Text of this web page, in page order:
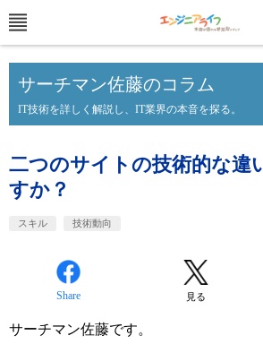
サーチマン佐藤のコラム
IT技術を詳しく解説し、IT業界の本音を探る。
二つのサイトの技術的な違
すか？
スキル 技術動向
Share 見る
サーチマン佐藤です。